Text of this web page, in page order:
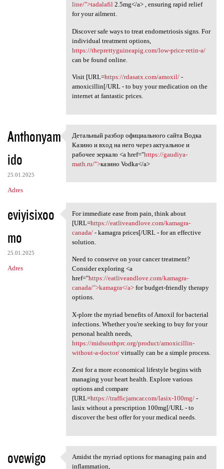
line/">tadalafil2.5mg</a> , ensuring rapid relief
for your ailment.
Discover safe ways to treat endometriosis signs. For
individual treatment options,
https://theprettyguineapig.com/low-price-retin-a/
can be found online.
Visit [URL=https://rdasatx.com/amoxil/-
amoxicillin[/URL - to buy your medication on the
internet at fantastic prices.
Anthonyam
ido
25.01.2025
Adres
Детальный разбор официального
Детальный разбор официального сайта Водка
Казино и вход на него через актуальное и
рабочее зеркало <a href="https://gaudiya-
math.ru/">казино Vodka</a>
eviyisixoo
mo
25.01.2025
Adres
For immediate ease from pain,
For immediate ease from pain, think about
[URL=https://eatliveandlove.com/kamagra-
canada/- kamagra prices[/URL - for an effective
solution.
Need to conserve on your cancer treatment?
Consider exploring <a
href="https://eatliveandlove.com/kamagra-
canada/">kamagra</a>for budget-friendly therapy
options.
X-plore the myriad benefits of Amoxil for bacterial
infections. Whether you're seeking to buy for your
personal health needs,
https://midsouthprc.org/product/amoxicillin-
without-a-doctor/virtually can be a simple process.
Zest for a more economical lifestyle begins with
managing your heart health. Explore various
options and compare
[URL=https://trafficjamcar.com/lasix-100mg/-
lasix without a prescription 100mg[/URL - to
discover the best offer for your medical needs.
ovewigo Amidst the myriad options for
Amidst the myriad options for managing pain and
inflammation,